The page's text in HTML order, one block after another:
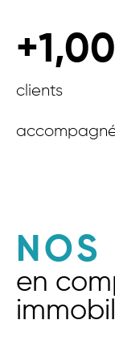
clients
+
NOS
en